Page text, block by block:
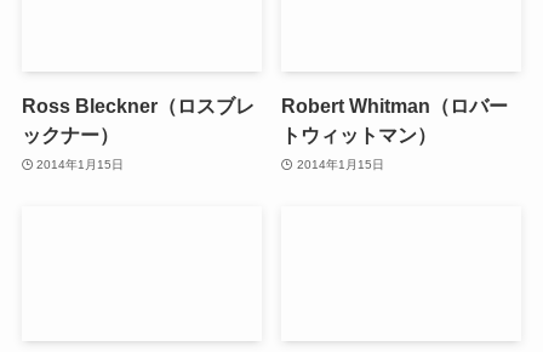
Ross Bleckner（ロスブレ
ックナー）
2014年1月15日
Robert Whitman（ロバー
トウィットマン）
2014年1月15日